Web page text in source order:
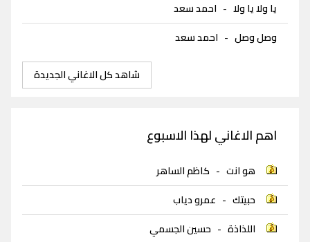
يا ولا يا ولا - احمد سعد
وصل وصل - احمد سعد
شاهد كل الاغاني الجديدة
اهم الاغاني لهذا الاسبوع
هو انت - كاظم الساهر
حبيتك - عمرو دياب
اللذاذة - حسين الجسمي